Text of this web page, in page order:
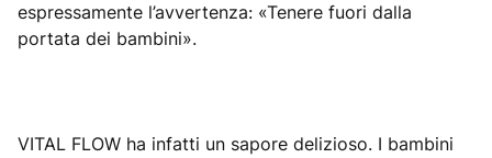
espressamente l’avvertenza: «Tenere fuori dalla
portata dei bambini».
VITAL FLOW ha infatti un sapore delizioso. I bambini